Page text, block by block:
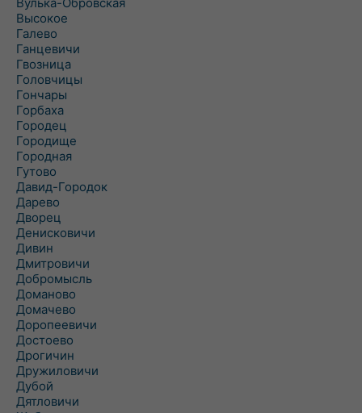
Высокое
Галево
Ганцевичи
Гвозница
Головчицы
Гончары
Горбаха
Городец
Городище
Городная
Гутово
Давид-Городок
Дарево
Дворец
Денисковичи
Дивин
Дмитровичи
Добромысль
Доманово
Домачево
Доропеевичи
Достоево
Дрогичин
Дружиловичи
Дубой
Дятловичи